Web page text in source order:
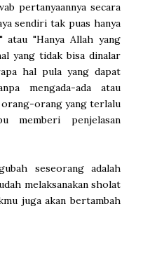
pertanyaannya secara
sendiri tak puas hanya
atau "Hanya Allah yang
yang tidak bisa dinalar
hal pula yang dapat
mengada-ada atau
orang-orang yang terlalu
memberi penjelasan
seseorang adalah
melaksanakan sholat
juga akan bertambah